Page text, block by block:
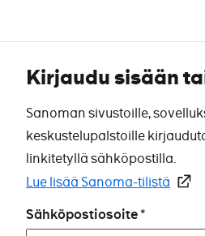
Kirjaudu sisään
Sanoman sivustoille,
keskustelupalstoille
linkitetyllä sähköpostilla.
Lue lisää Sanoma-tilistä
Sähköpostiosoite